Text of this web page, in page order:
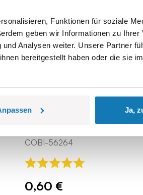
Funktionen für soziale
geben wir Informationen zu Ihrer
Analysen weiter. Unsere Partner
bereitgestellt haben oder die sie
Ja,
COBI-56264
0,60 €